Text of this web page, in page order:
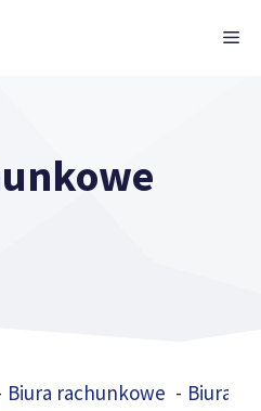
Biura rachunkowe Biura